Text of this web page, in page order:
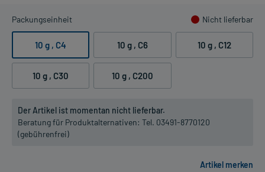
Packungseinheit Nicht lieferbar
10 g , C4 10 g , C6 10 g , C12
10 g , C30 10 g , C200
Der Artikel ist momentan nicht lieferbar.
Beratung für Produktalternativen: Tel. 03491-8770120
(gebührenfrei)